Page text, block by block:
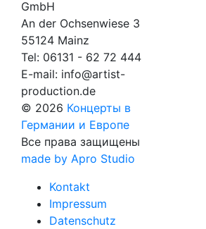
GmbH
An der Ochsenwiese 3
55124 Mainz
Tel: 06131 - 62 72 444
E-mail: info@artist-
production.de
© 2026 Концерты в
Германии и Европе
Все права защищены
made by Apro Studio
Kontakt
Impressum
Datenschutz